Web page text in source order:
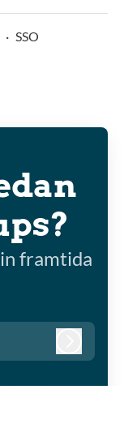
· SSO
framtida